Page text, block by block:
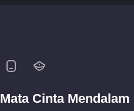
Mata Cinta Mendalam